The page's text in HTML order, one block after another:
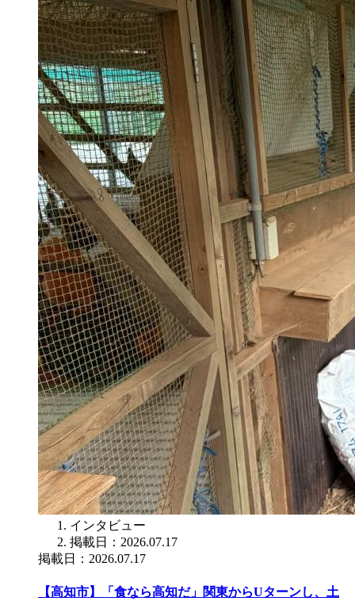
インタビュー
掲載日：2026.07.17
掲載日：2026.07.17
【高知市】「食なら高知だ」関東からUターンし、土